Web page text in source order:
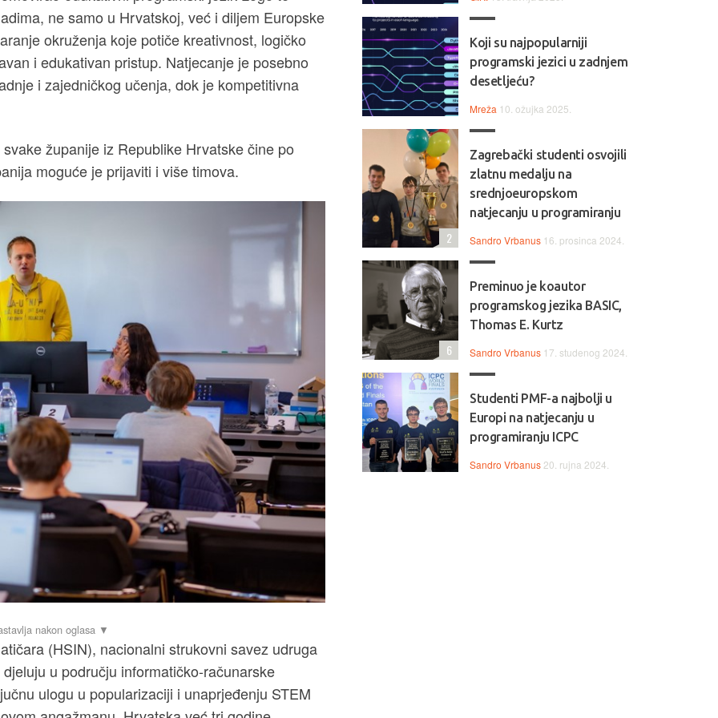
ne samo u Hrvatskoj, već i diljem Europske
okruženja koje potiče kreativnost, logičko
i edukativan pristup. Natjecanje je posebno
i zajedničkog učenja, dok je kompetitivna
županije iz Republike Hrvatske čine po
moguće je prijaviti i više timova.
(HSIN), nacionalni strukovni savez udruga
u području informatičko-računarske
ulogu u popularizaciji i unaprjeđenju STEM
Koji su najpopularniji
programski jezici u zadnjem
desetljeću?
Mreža 10. ožujka 2025.
Zagrebački studenti osvojili
zlatnu medalju na
srednjoeuropskom
natjecanju u programiranju
Sandro Vrbanus 16. prosinca 2024.
2
Preminuo je koautor
programskog jezika BASIC,
Thomas E. Kurtz
Sandro Vrbanus 17. studenog 2024.
6
Studenti PMF-a najbolji u
Europi na natjecanju u
programiranju ICPC
Sandro Vrbanus 20. rujna 2024.